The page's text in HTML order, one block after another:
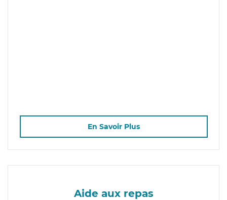
En Savoir Plus
Aide aux repas